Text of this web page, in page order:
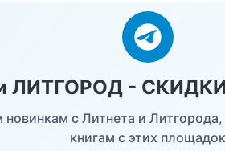
ЛИТГОРОД -
с Литнета и
книгам с этих площадок